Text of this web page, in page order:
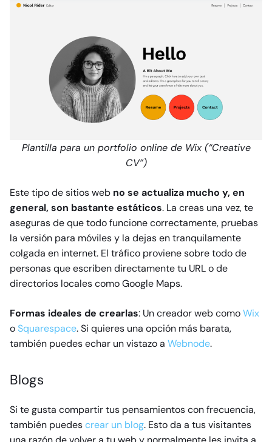
Plantilla para un portfolio online de Wix (“Creative
CV”)
Este tipo de sitios web no se actualiza mucho y, en
general, son bastante estáticos. La creas una vez, te
aseguras de que todo funcione correctamente, pruebas
la versión para móviles y la dejas en tranquilamente
colgada en internet. El tráfico proviene sobre todo de
personas que escriben directamente tu URL o de
directorios locales como Google Maps.
Formas ideales de crearlas: Un creador web comoWix
oSquarespace. Si quieres una opción más barata,
también puedes echar un vistazo a Webnode.
Blogs
Si te gusta compartir tus pensamientos con frecuencia,
también puedescrear un blog. Esto da a tus visitantes